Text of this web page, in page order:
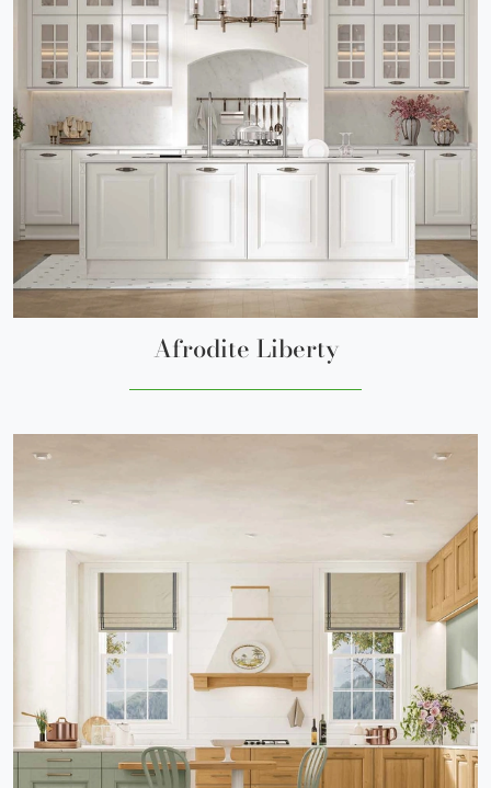
Afrodite Liberty